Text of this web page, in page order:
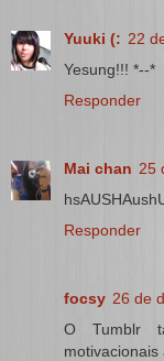
Yuuki (: 22
Yesung!!! *--*
Responder
Mai chan 25
Responder
focsy 26 de
O Tumblr
motivacionais